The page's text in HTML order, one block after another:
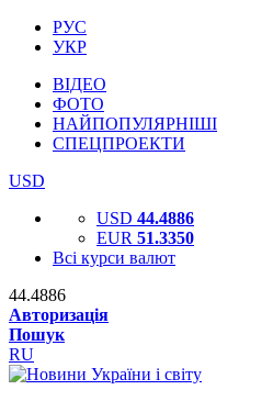
РУС
УКР
ВІДЕО
ФОТО
НАЙПОПУЛЯРНІШІ
СПЕЦПРОЕКТИ
USD
USD 44.4886
EUR 51.3350
Всі курси валют
44.4886
Авторизація
Пошук
RU